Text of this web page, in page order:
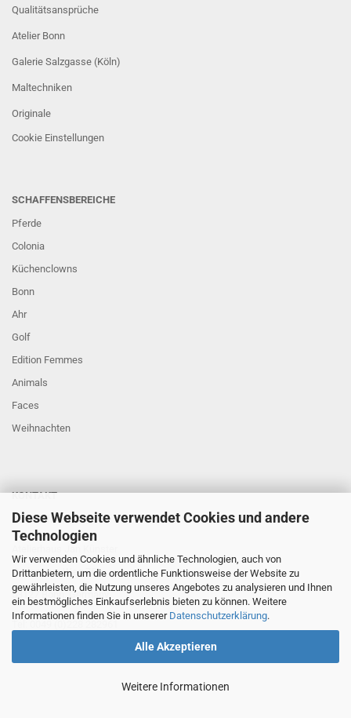
Diese Webseite verwendet Cookies und andere
Technologien
Wir verwenden Cookies und ähnliche Technologien, auch von
Drittanbietern, um die ordentliche Funktionsweise der Website zu
gewährleisten, die Nutzung unseres Angebotes zu analysieren und Ihnen
ein bestmögliches Einkaufserlebnis bieten zu können. Weitere
Informationen finden Sie in unserer Datenschutzerklärung.
Alle Akzeptieren
Weitere Informationen
Qualitätsansprüche
Atelier Bonn
Galerie Salzgasse (Köln)
Maltechniken
Originale
Cookie Einstellungen
SCHAFFENSBEREICHE
Pferde
Colonia
Küchenclowns
Bonn
Ahr
Golf
Edition Femmes
Animals
Faces
Weihnachten
KONTAKT
Kontaktformular
Gudenauer Weg 75
53127 Bonn, Germany